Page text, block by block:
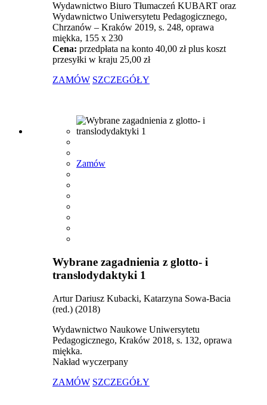
Wydawnictwo Biuro Tłumaczeń KUBART oraz
Wydawnictwo Uniwersytetu Pedagogicznego,
Chrzanów – Kraków 2019, s. 248, oprawa
miękka, 155 x 230
Cena: przedpłata na konto 40,00 zł plus koszt
przesyłki w kraju 25,00 zł
ZAMÓW SZCZEGÓŁY
Zamów
Wybrane zagadnienia z glotto- i
translodydaktyki 1
Artur Dariusz Kubacki, Katarzyna Sowa-Bacia
(red.) (2018)
Wydawnictwo Naukowe Uniwersytetu
Pedagogicznego, Kraków 2018, s. 132, oprawa
miękka.
Nakład wyczerpany
ZAMÓW SZCZEGÓŁY